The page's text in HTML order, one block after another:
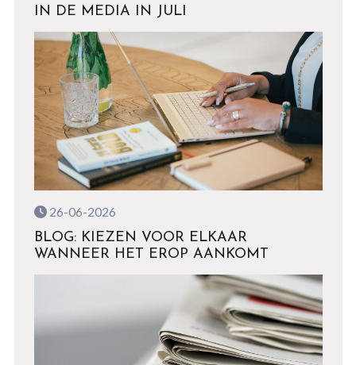
IN DE MEDIA IN JULI
26-06-2026
BLOG: KIEZEN VOOR ELKAAR
WANNEER HET EROP AANKOMT